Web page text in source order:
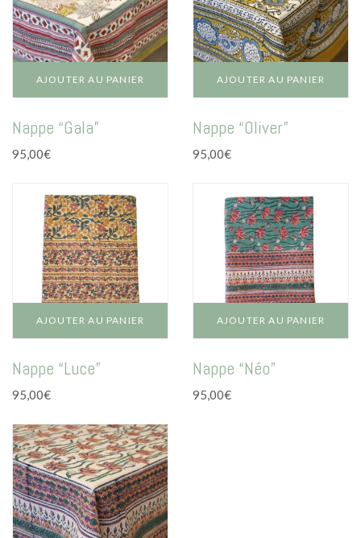
AJOUTER AU PANIER
Nappe “Gala”
95,00€
AJOUTER AU PANIER
Nappe “Oliver”
95,00€
AJOUTER AU PANIER
Nappe “Luce”
95,00€
AJOUTER AU PANIER
Nappe “Néo”
95,00€